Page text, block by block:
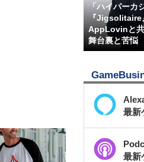
「ハイパーカ
『
AppLovinと
舞台裏と苦悩
最新
最新